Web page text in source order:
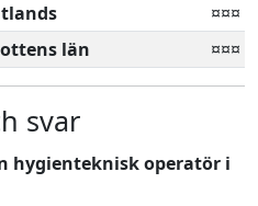
¤¤¤
län
¤¤¤
svar
hygienteknisk operatör i